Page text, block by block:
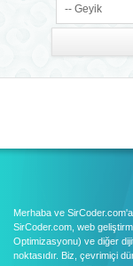
Merhaba ve
SirCoder.com, web
Optimizasyonu) ve diğer
noktasıdır. Biz, çevrimiçi